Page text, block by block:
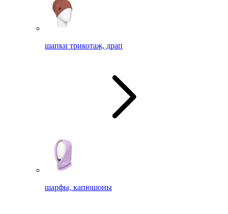
шапки трикотаж, драп
шарфы, капюшоны